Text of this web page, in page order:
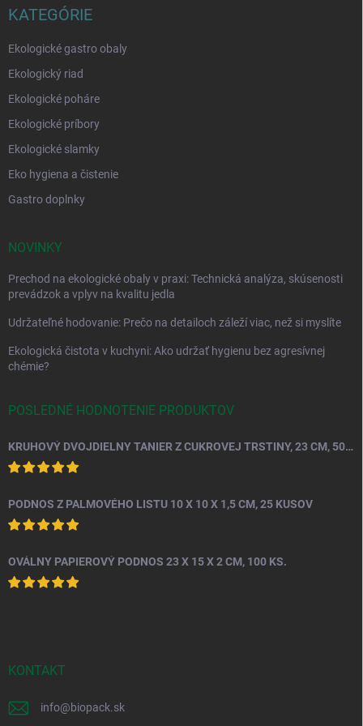
KATEGÓRIE
Ekologické gastro obaly
Ekologický riad
Ekologické poháre
Ekologické príbory
Ekologické slamky
Eko hygiena a čistenie
Gastro doplnky
NOVINKY
Prechod na ekologické obaly v praxi: Technická analýza, skúsenosti
prevádzok a vplyv na kvalitu jedla
Udržateľné hodovanie: Prečo na detailoch záleží viac, než si myslíte
Ekologická čistota v kuchyni: Ako udržať hygienu bez agresívnej
chémie?
POSLEDNÉ HODNOTENIE PRODUKTOV
KRUHOVÝ DVOJDIELNY TANIER Z CUKROVEJ TRSTINY, 23 CM, 50 KS.
PODNOS Z PALMOVÉHO LISTU 10 X 10 X 1,5 CM, 25 KUSOV
OVÁLNY PAPIEROVÝ PODNOS 23 X 15 X 2 CM, 100 KS.
KONTAKT
info@biopack.sk